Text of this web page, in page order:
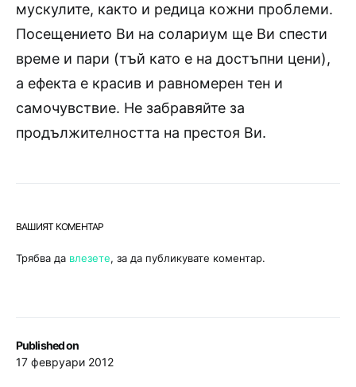
Published on
17 февруари 2012
мускулите, както и редица кожни проблеми.
Посещението Ви на солариум ще Ви спести
време и пари (тъй като е на достъпни цени),
а ефекта е красив и равномерен тен и
самочувствие. Не забравяйте за
продължителността на престоя Ви.
ВАШИЯТ КОМЕНТАР
Трябва да влезете, за да публикувате коментар.